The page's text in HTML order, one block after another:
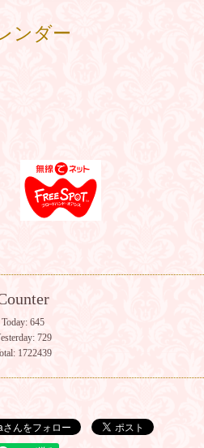
ンダー
Today: 645
729
1722439